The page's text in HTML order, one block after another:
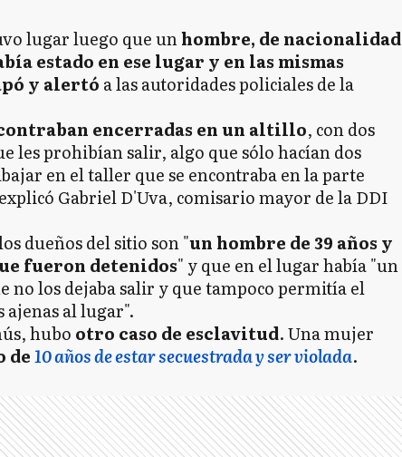
lugar luego que unhombre, de nacionalidad
estado en ese lugar y en las mismas
y alertó a las autoridades policiales de la
encerradas en un altillo, con dos
les prohibían salir, algo que sólo hacían dos
en el taller que se encontraba en la parte
Gabriel D'Uva, comisario mayor de la DDI
dueños del sitio son "un hombre de 39 años y
fueron detenidos" y que en el lugar había "un
los dejaba salir y que tampoco permitía el
ajenas al lugar".
hubo otro caso de esclavitud. Una mujer
de10 años de estar secuestrada y ser violada.